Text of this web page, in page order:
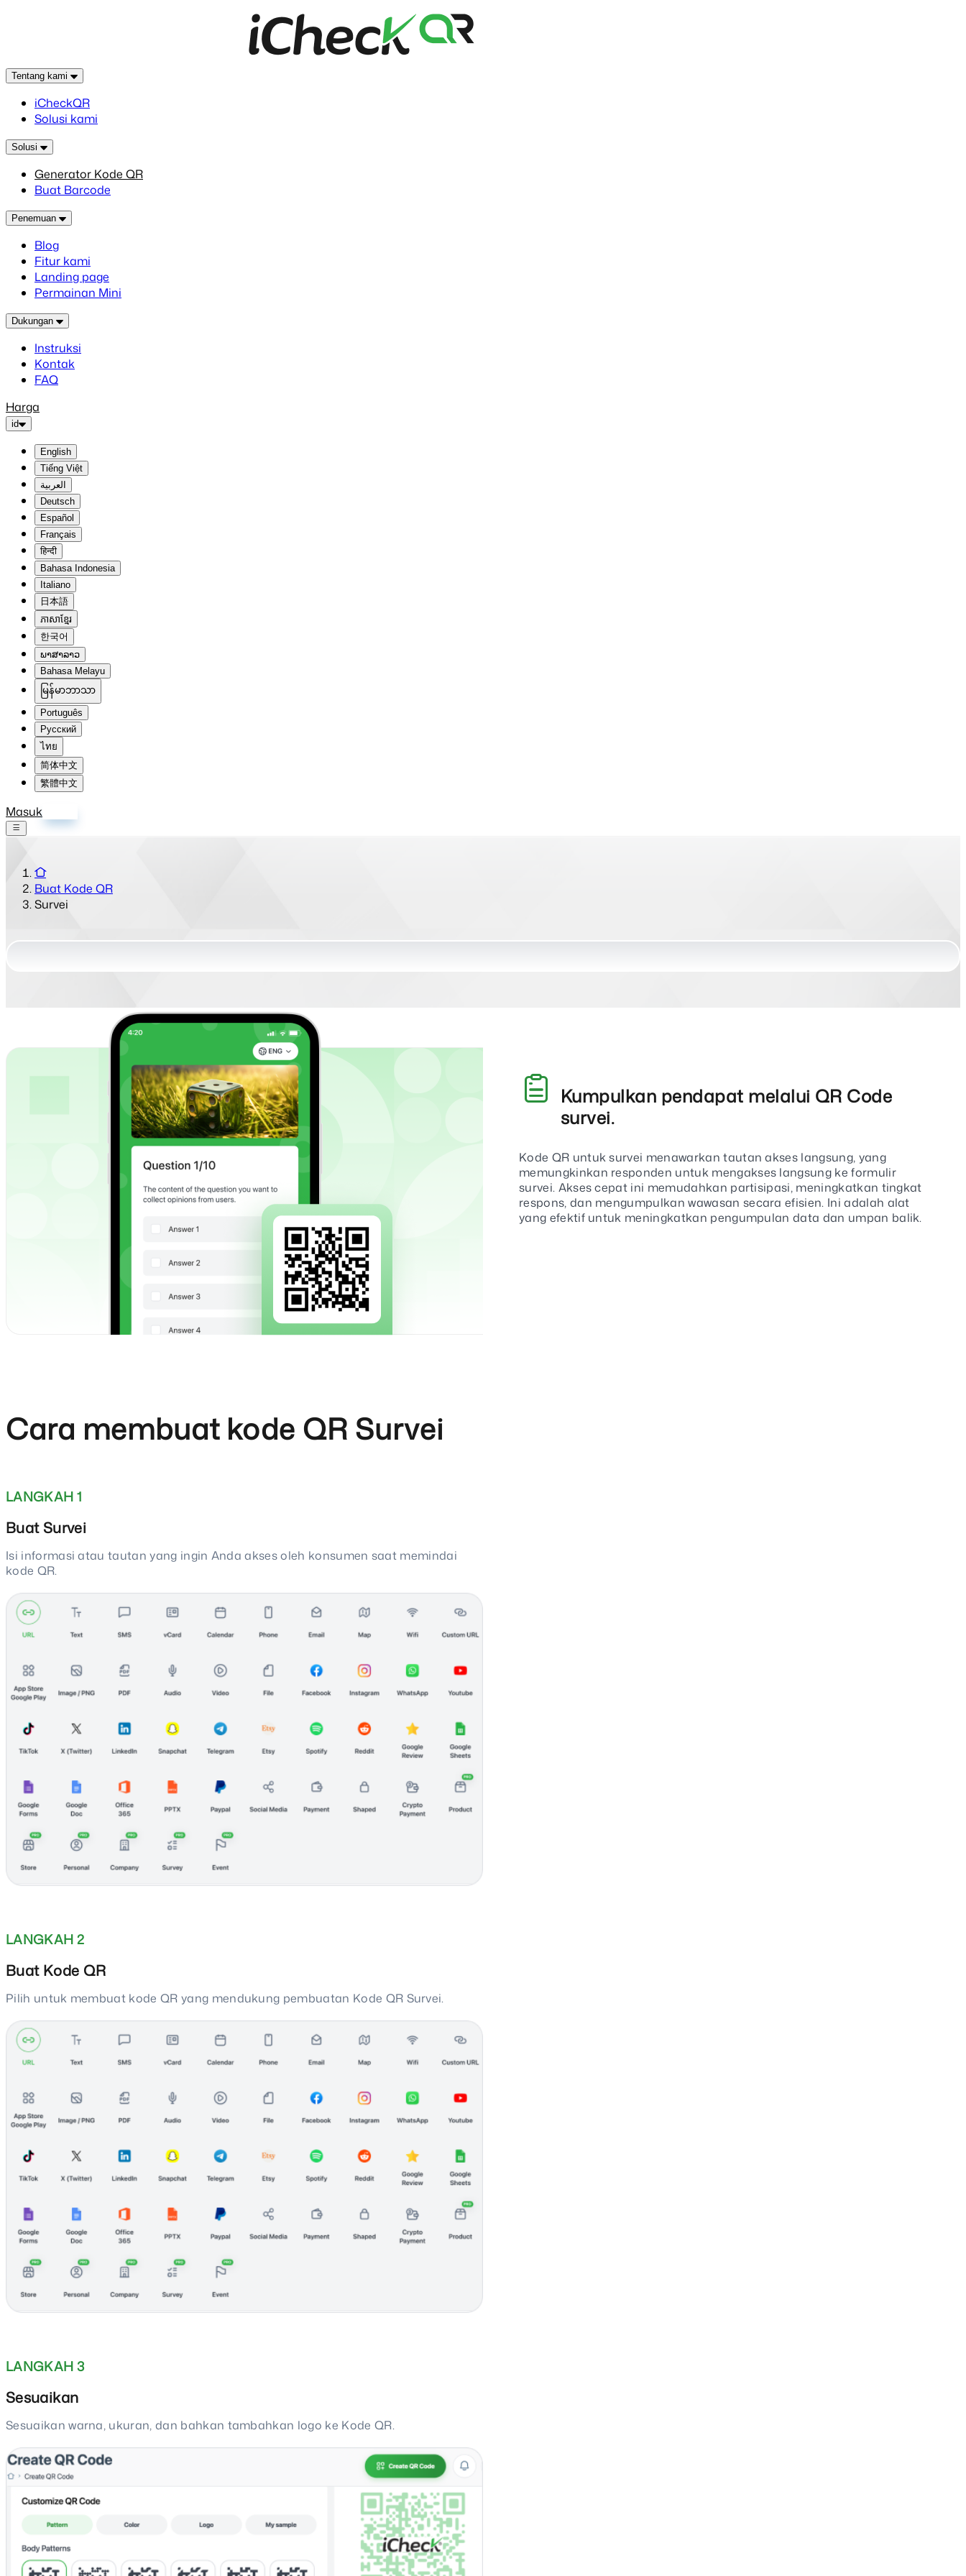
Tentang kami
iCheckQR
Solusi kami
Solusi
Generator Kode QR
Buat Barcode
Penemuan
Blog
Fitur kami
Landing page
Permainan Mini
Dukungan
Instruksi
Kontak
FAQ
Harga
id
English
Tiếng Việt
العربية
Deutsch
Español
Français
हिन्दी
Bahasa Indonesia
Italiano
日本語
ភាសាខ្មែរ
한국어
ພາສາລາວ
Bahasa Melayu
မြန်မာဘာသာ
Português
Русский
ไทย
简体中文
繁體中文
Masuk
Buat Kode QR
Survei
Kumpulkan pendapat melalui QR Code
survei.
Kode QR untuk survei menawarkan tautan akses langsung, yang
memungkinkan responden untuk mengakses langsung ke formulir
survei. Akses cepat ini memudahkan partisipasi, meningkatkan tingkat
respons, dan mengumpulkan wawasan secara efisien. Ini adalah alat
yang efektif untuk meningkatkan pengumpulan data dan umpan balik.
Cara membuat kode QR Survei
LANGKAH 1
Buat Survei
Isi informasi atau tautan yang ingin Anda akses oleh konsumen saat memindai
kode QR.
LANGKAH 2
Buat Kode QR
Pilih untuk membuat kode QR yang mendukung pembuatan Kode QR Survei.
LANGKAH 3
Sesuaikan
Sesuaikan warna, ukuran, dan bahkan tambahkan logo ke Kode QR.